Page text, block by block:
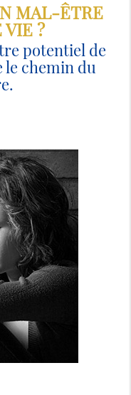
MAL-ÊTRE
VIE ?
potentiel de
chemin du